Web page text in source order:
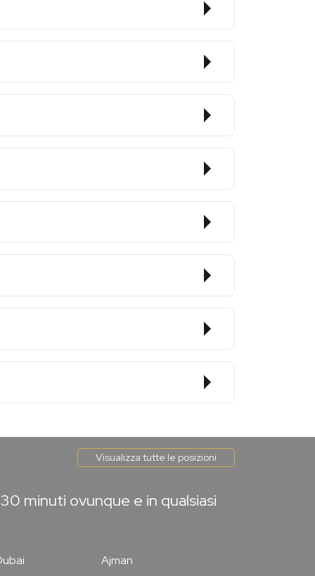
Visualizza tutte le posizioni
minuti ovunque e in qualsiasi
Ajman